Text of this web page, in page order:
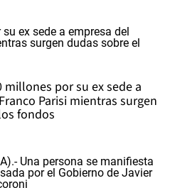
millones por su ex sede a
Parisi mientras surgen
fondos